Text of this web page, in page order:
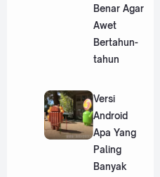
Benar Agar
Awet
Bertahun-
tahun
Versi
Android
Apa Yang
Paling
Banyak